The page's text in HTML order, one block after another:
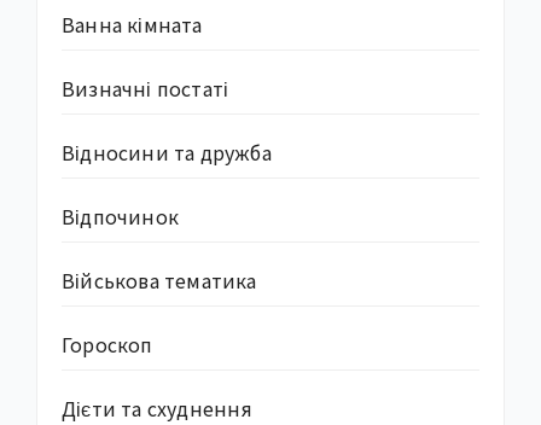
Ванна кімната
Визначні постаті
Відносини та дружба
Відпочинок
Військова тематика
Гороскоп
Дієти та схуднення